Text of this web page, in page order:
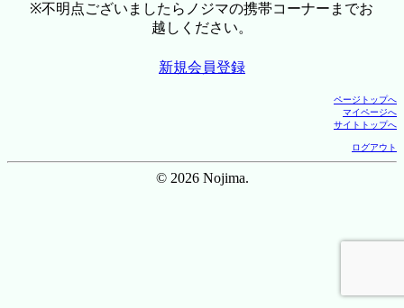
※不明点ございましたらノジマの携帯コーナーまでお
越しください。
新規会員登録
ページトップへ
マイページへ
サイトトップへ
ログアウト
© 2026 Nojima.